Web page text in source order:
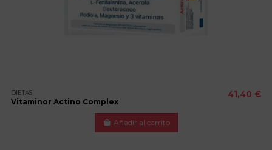
DIETAS
Vitaminor Actino Complex
41,40 €
Añadir al carrito